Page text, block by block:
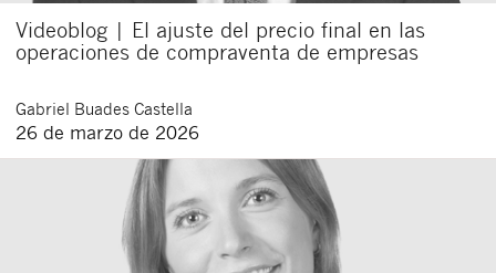
Videoblog | El ajuste del precio final en las
operaciones de compraventa de empresas
Gabriel Buades Castella
26 de marzo de 2026